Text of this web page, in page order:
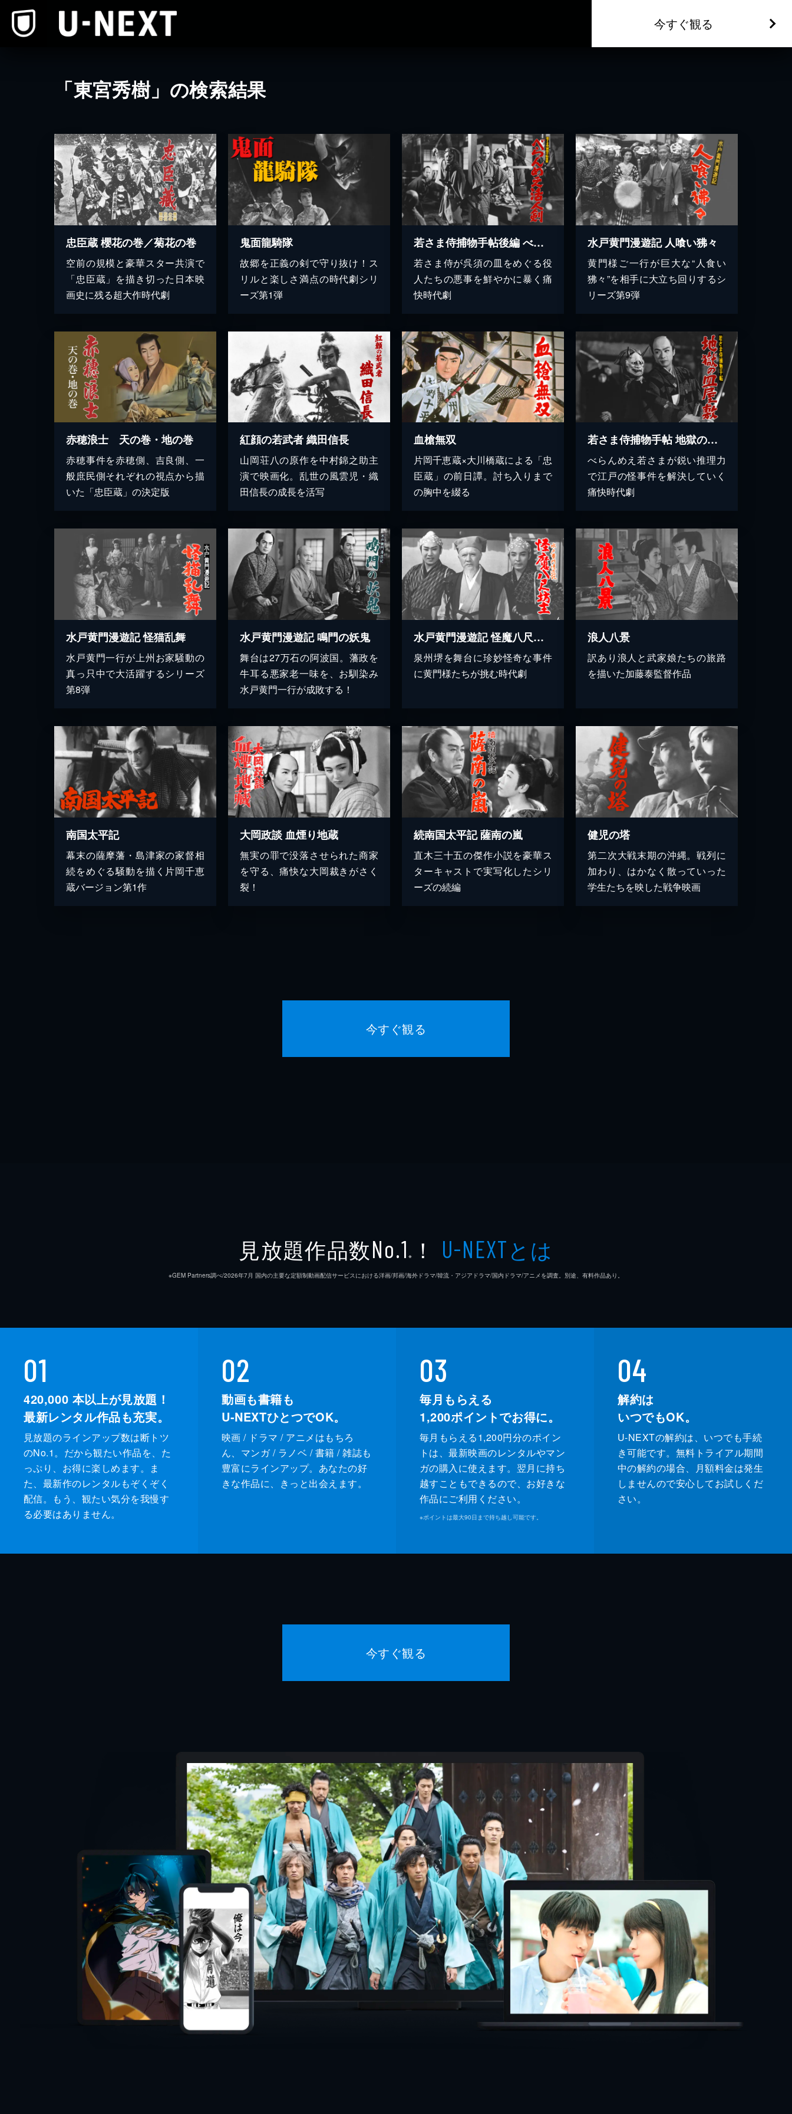
今すぐ観る
「東宮秀樹」の検索結果
忠臣蔵 櫻花の巻／菊花の巻
空前の規模と豪華スター共演で
「忠臣蔵」を描き切った日本映
画史に残る超大作時代劇
鬼面龍騎隊
故郷を正義の剣で守り抜け！ス
リルと楽しさ満点の時代劇シリ
ーズ第1弾
若さま侍捕物手帖後編 べらんめえ活人剣
若さま侍が呉須の皿をめぐる役
人たちの悪事を鮮やかに暴く痛
快時代劇
水戸黄門漫遊記 人喰い狒々
黄門様ご一行が巨大な“人食い
狒々”を相手に大立ち回りするシ
リーズ第9弾
赤穂浪士 天の巻・地の巻
赤穂事件を赤穂側、吉良側、一
般庶民側それぞれの視点から描
いた「忠臣蔵」の決定版
紅顔の若武者 織田信長
山岡荘八の原作を中村錦之助主
演で映画化。乱世の風雲児・織
田信長の成長を活写
血槍無双
片岡千恵蔵×大川橋蔵による「忠
臣蔵」の前日譚。討ち入りまで
の胸中を綴る
若さま侍捕物手帖 地獄の皿屋敷
べらんめえ若さまが鋭い推理力
で江戸の怪事件を解決していく
痛快時代劇
水戸黄門漫遊記 怪猫乱舞
水戸黄門一行が上州お家騒動の
真っ只中で大活躍するシリーズ
第8弾
水戸黄門漫遊記 鳴門の妖鬼
舞台は27万石の阿波国。藩政を
牛耳る悪家老一味を、お馴染み
水戸黄門一行が成敗する！
水戸黄門漫遊記 怪魔八尺坊主
泉州堺を舞台に珍妙怪奇な事件
に黄門様たちが挑む時代劇
浪人八景
訳あり浪人と武家娘たちの旅路
を描いた加藤泰監督作品
南国太平記
幕末の薩摩藩・島津家の家督相
続をめぐる騒動を描く片岡千恵
蔵バージョン第1作
大岡政談 血煙り地蔵
無実の罪で没落させられた商家
を守る、痛快な大岡裁きがさく
裂！
続南国太平記 薩南の嵐
直木三十五の傑作小説を豪華ス
ターキャストで実写化したシリ
ーズの続編
健児の塔
第二次大戦末期の沖縄。戦列に
加わり、はかなく散っていった
学生たちを映した戦争映画
今すぐ観る
見放題作品数No.1 ※ ！ U-NEXTとは
※GEM Partners調べ/2026年7⽉ 国内の主要な定額制動画配信サービスにおける洋画/邦画/海外ドラマ/韓流・アジアドラマ/国内ドラマ/アニメを調査。別途、有料作品あり。
01
420,000 本以上が見放題！
最新レンタル作品も充実。
見放題のラインアップ数は断トツ
のNo.1。だから観たい作品を、た
っぷり、お得に楽しめます。ま
た、最新作のレンタルもぞくぞく
配信。もう、観たい気分を我慢す
る必要はありません。
02
動画も書籍も
U-NEXTひとつでOK。
映画 / ドラマ / アニメはもちろ
ん、マンガ / ラノベ / 書籍 / 雑誌も
豊富にラインアップ。あなたの好
きな作品に、きっと出会えます。
03
毎月もらえる
1,200ポイントでお得に。
毎月もらえる1,200円分のポイン
トは、最新映画のレンタルやマン
ガの購入に使えます。翌月に持ち
越すこともできるので、お好きな
作品にご利用ください。
※ポイントは最大90日まで持ち越し可能です。
04
解約は
いつでもOK。
U-NEXTの解約は、いつでも手続
き可能です。無料トライアル期間
中の解約の場合、月額料金は発生
しませんので安心してお試しくだ
さい。
今すぐ観る